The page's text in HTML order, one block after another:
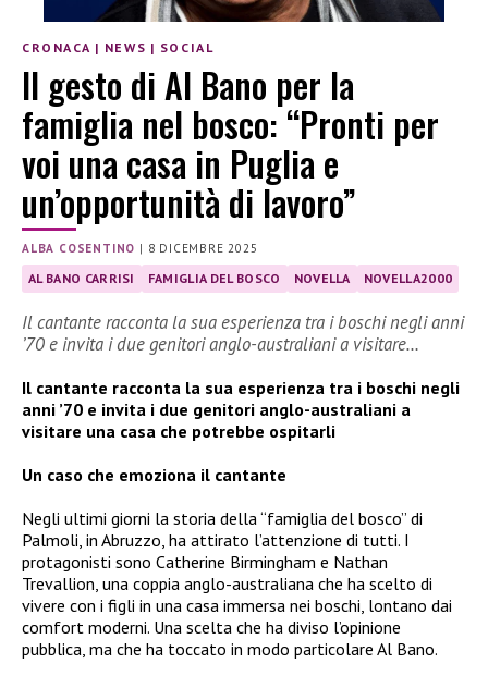
CRONACA | NEWS | SOCIAL
Il gesto di Al Bano per la
famiglia nel bosco: “Pronti per
voi una casa in Puglia e
un’opportunità di lavoro”
ALBA COSENTINO | 8 DICEMBRE 2025
AL BANO CARRISI FAMIGLIA DEL BOSCO NOVELLA NOVELLA2000
Il cantante racconta la sua esperienza tra i boschi negli anni
’70 e invita i due genitori anglo-australiani a visitare…
Il cantante racconta la sua esperienza tra i boschi negli
anni ’70 e invita i due genitori anglo-australiani a
visitare una casa che potrebbe ospitarli
Un caso che emoziona il cantante
Negli ultimi giorni la storia della “famiglia del bosco” di
Palmoli, in Abruzzo, ha attirato l’attenzione di tutti. I
protagonisti sono Catherine Birmingham e Nathan
Trevallion, una coppia anglo-australiana che ha scelto di
vivere con i figli in una casa immersa nei boschi, lontano dai
comfort moderni. Una scelta che ha diviso l’opinione
pubblica, ma che ha toccato in modo particolare Al Bano.